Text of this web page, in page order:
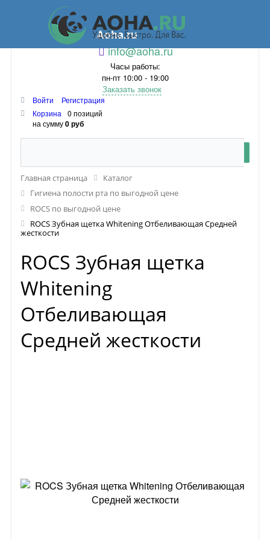
Aoha.ru
info@aoha.ru
Часы работы:
пн-пт 10:00 - 19:00
Заказать звонок
Войти
Регистрация
Корзина
0 позиций
на сумму0 руб
Главная страница
Каталог
Гигиена полости рта по выгодной цене
ROCS по выгодной цене
ROCS Зубная щетка Whitening Отбеливающая Средней
жесткости
ROCS Зубная щетка
Whitening
Отбеливающая
Средней жесткости